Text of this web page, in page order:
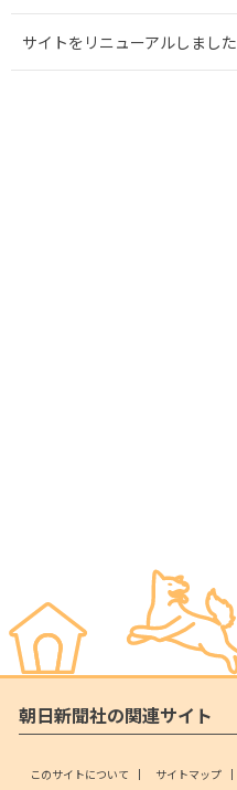
サイトをリニューアルしました
朝日新聞社の関連サイト
このサイトについて サイトマップ